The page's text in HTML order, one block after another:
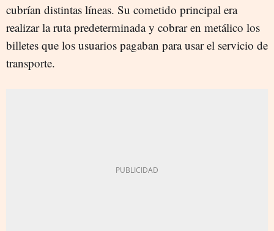
cubrían distintas líneas. Su cometido principal era
realizar la ruta predeterminada y cobrar en metálico los
billetes que los usuarios pagaban para usar el servicio de
transporte.